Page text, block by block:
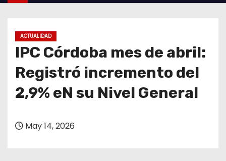
o
ACTUALIDAD
IPC Córdoba mes de abril:
Registró incremento del
2,9% eN su Nivel General
May 14, 2026